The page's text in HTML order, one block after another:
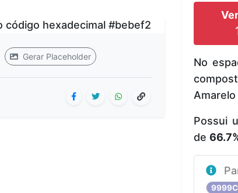
Gerar Placeholder No
Amarelo
Possui
de